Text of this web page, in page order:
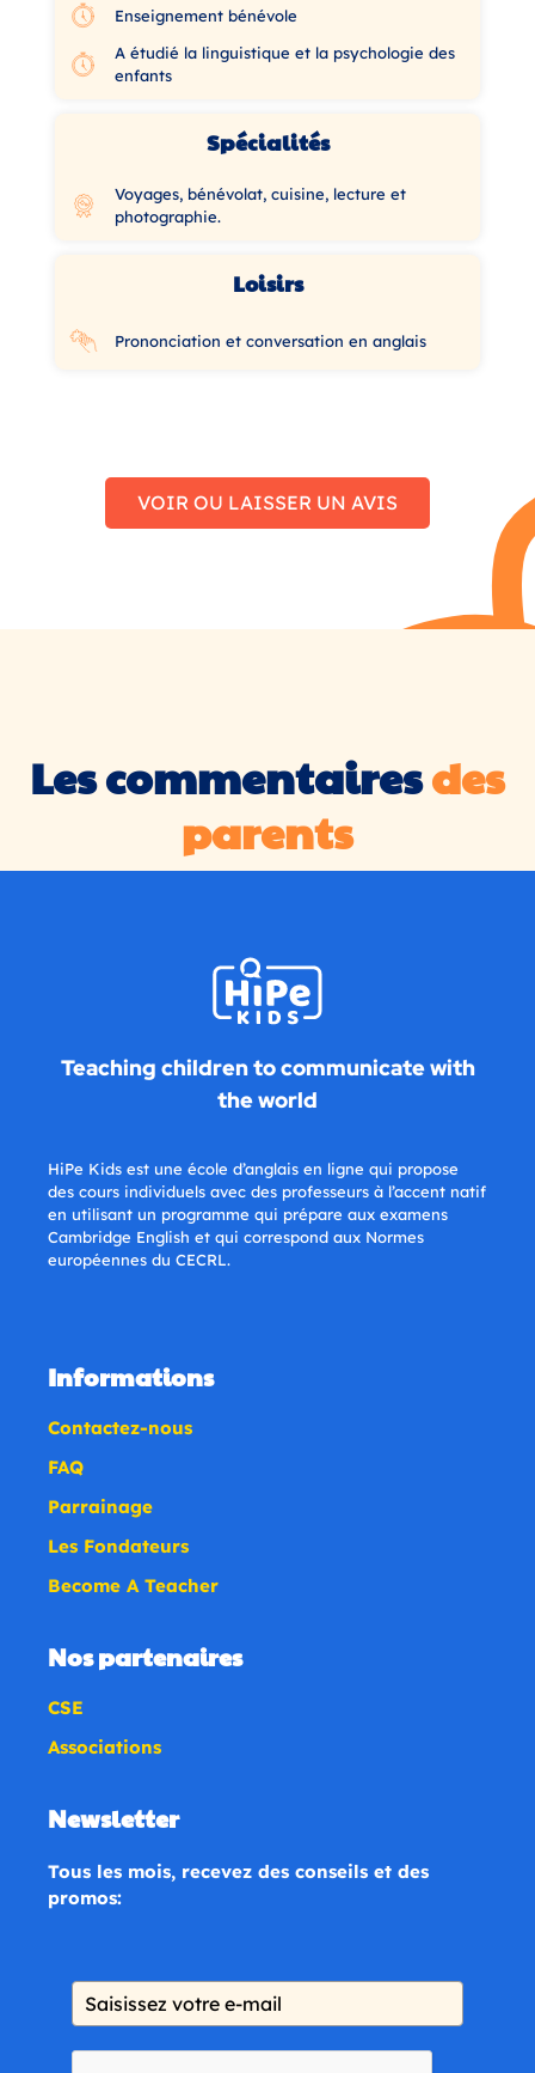
Enseignement bénévole
A étudié la linguistique et la psychologie des
enfants
Spécialités
Voyages, bénévolat, cuisine, lecture et
photographie.
Loisirs
Prononciation et conversation en anglais
VOIR OU LAISSER UN AVIS
Les commentairesdes
parents
Teaching children to communicate with
the world
HiPe Kids est une école d’anglais en ligne qui propose
des cours individuels avec des professeurs à l’accent natif
en utilisant un programme qui prépare aux examens
Cambridge English et qui correspond aux Normes
européennes du CECRL.
Informations
Contactez-nous
FAQ
Parrainage
Les Fondateurs
Become A Teacher
Nos partenaires
CSE
Associations
Newsletter
Tous les mois, recevez des conseils et des
promos: